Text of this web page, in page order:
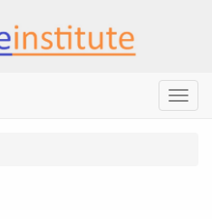
Menu